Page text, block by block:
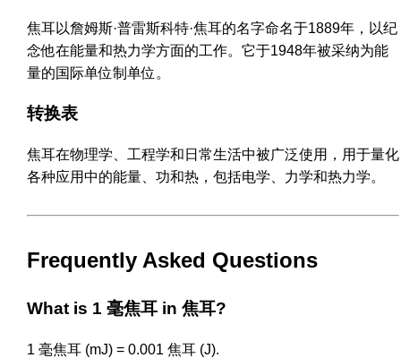
焦耳以詹姆斯·普雷斯科特·焦耳的名字命名于1889年，以纪
念他在能量和热力学方面的工作。它于1948年被采纳为能
量的国际单位制单位。
转换表
焦耳在物理学、工程学和日常生活中被广泛使用，用于量化
各种应用中的能量、功和热，包括电学、力学和热力学。
Frequently Asked Questions
What is 1 毫焦耳 in 焦耳?
1 毫焦耳 (mJ) = 0.001 焦耳 (J).